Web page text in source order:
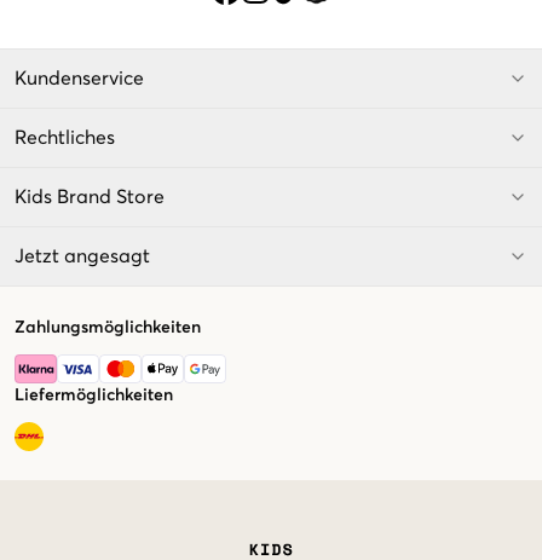
Kundenservice
Rechtliches
Kids Brand Store
Jetzt angesagt
Zahlungsmöglichkeiten
Liefermöglichkeiten